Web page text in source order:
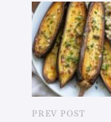
PREV POST